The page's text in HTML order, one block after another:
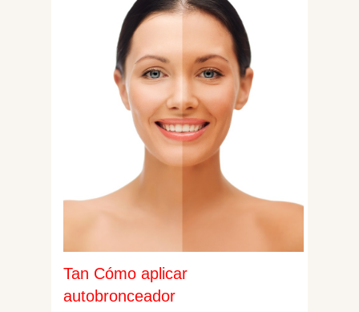
Tan Cómo aplicar
autobronceador